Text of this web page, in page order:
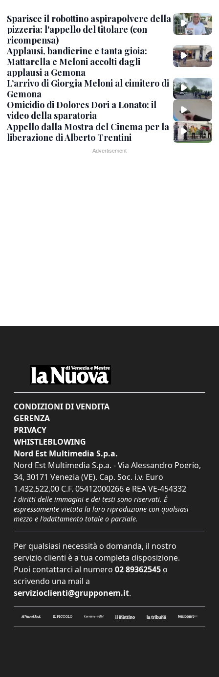
Sparisce il robottino aspirapolvere della
pizzeria: l'appello del titolare (con
ricompensa)
Applausi, bandierine e tanta gioia:
Mattarella e Meloni accolti dagli
applausi a Gemona
L’arrivo di Giorgia Meloni al cimitero di
Gemona
Omicidio di Dolores Dori a Lonato: il
video della sparatoria
Appello dalla Mostra del Cinema per la
liberazione di Alberto Trentini
CONDIZIONI DI VENDITA
GERENZA
PRIVACY
WHISTLEBLOWING
Nord Est Multimedia S.p.a.
Nord Est Multimedia S.p.a. - Via Alessandro Poerio,
34, 30171 Venezia (VE). Cap. Soc. i.v. Euro
1.432.522,00 C.F. 05412000266 e REA VE-454332
I diritti delle immagini e dei testi sono riservati. È
espressamente vietata la loro riproduzione con qualsiasi
mezzo e l'adattamento totale o parziale.
Per qualsiasi necessità o domanda, il nostro
servizio clienti è a tua completa disposizione.
Puoi contattarci al numero 02 89362545 o
scrivendo una mail a
servizioclienti@grupponem.it.